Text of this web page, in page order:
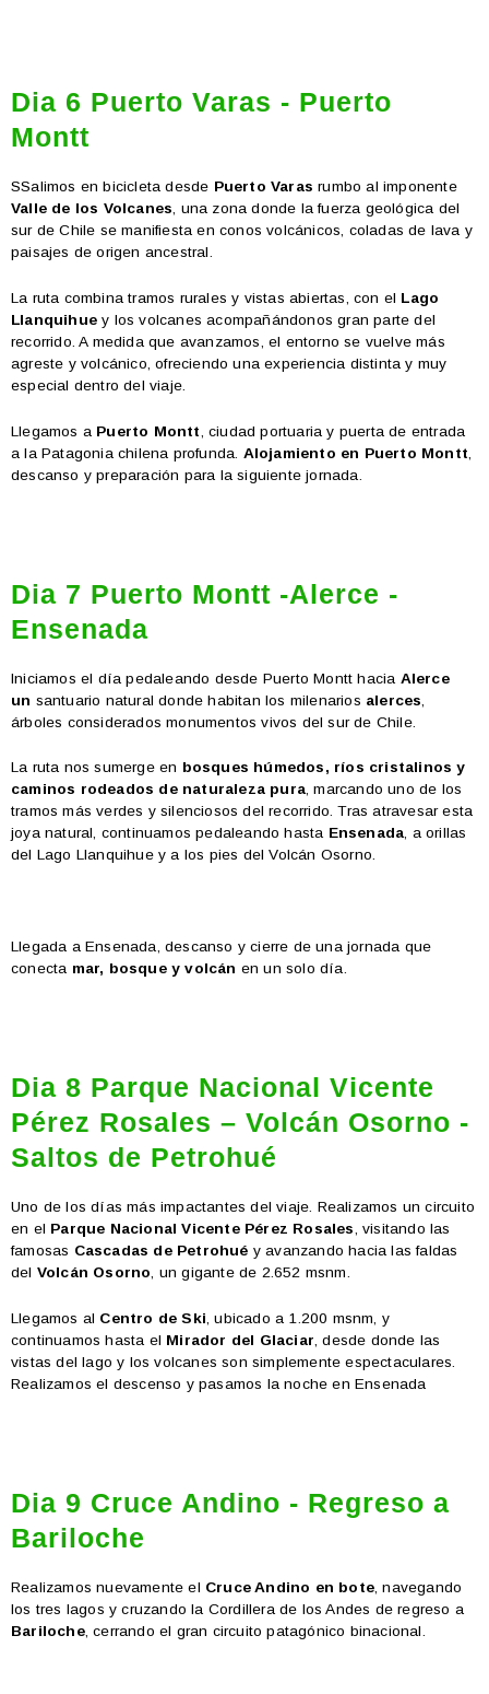
Dia 6 Puerto Varas - Puerto
Montt
SSalimos en bicicleta desde Puerto Varas rumbo al imponente
Valle de los Volcanes , una zona donde la fuerza geológica del
sur de Chile se manifiesta en conos volcánicos, coladas de lava y
paisajes de origen ancestral.
La ruta combina tramos rurales y vistas abiertas, con el Lago
Llanquihue y los volcanes acompañándonos gran parte del
recorrido. A medida que avanzamos, el entorno se vuelve más
agreste y volcánico, ofreciendo una experiencia distinta y muy
especial dentro del viaje.
Llegamos a Puerto Montt , ciudad portuaria y puerta de entrada
a la Patagonia chilena profunda. Alojamiento en Puerto Montt
descanso y preparación para la siguiente jornada.
Dia 7 Puerto Montt -Alerce -
Ensenada
Iniciamos el día pedaleando desde Puerto Montt hacia Alerce
un santuario natural donde habitan los milenarios alerces
árboles considerados monumentos vivos del sur de Chile.
La ruta nos sumerge en bosques húmedos, ríos cristalinos y
caminos rodeados de naturaleza pura, marcando uno de los
tramos más verdes y silenciosos del recorrido. Tras atravesar esta
joya natural, continuamos pedaleando hasta Ensenada, a orillas
del Lago Llanquihue y a los pies del Volcán Osorno.
Llegada a Ensenada, descanso y cierre de una jornada que
conecta mar, bosque y volcán en un solo día.
Dia 8 Parque Nacional Vicente
Pérez Rosales – Volcán Osorno -
Saltos de Petrohué
Uno de los días más impactantes del viaje. Realizamos un circuito
en el Parque Nacional Vicente Pérez Rosales, visitando las
famosas Cascadas de Petrohué y avanzando hacia las faldas
del Volcán Osorno, un gigante de 2.652 msnm.
Llegamos al Centro de Ski , ubicado a 1.200 msnm, y
continuamos hasta el Mirador del Glaciar , desde donde las
vistas del lago y los volcanes son simplemente espectaculares.
Realizamos el descenso y pasamos la noche en Ensenada
Dia 9 Cruce Andino - Regreso a
Bariloche
Realizamos nuevamente el Cruce Andino en bote , navegando
los tres lagos y cruzando la Cordillera de los Andes de regreso a
Bariloche, cerrando el gran circuito patagónico binacional.